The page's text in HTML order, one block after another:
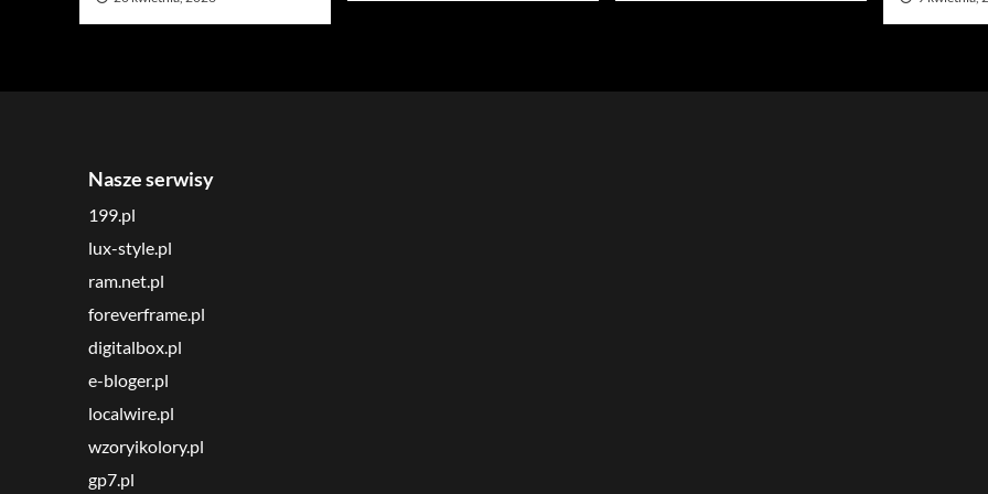
Nasze serwisy
199.pl
lux-style.pl
ram.net.pl
foreverframe.pl
digitalbox.pl
e-bloger.pl
localwire.pl
wzoryikolory.pl
gp7.pl